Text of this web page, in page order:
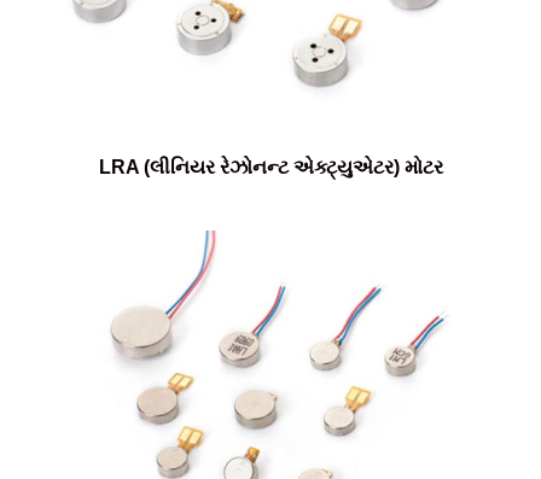
LRA (લીનિયર રેઝોનન્ટ એક્ટ્યુએટર) મોટર